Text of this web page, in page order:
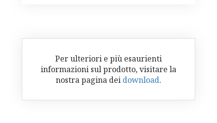
Per ulteriori e più esaurienti
informazioni sul prodotto, visitare la
nostra pagina dei download.